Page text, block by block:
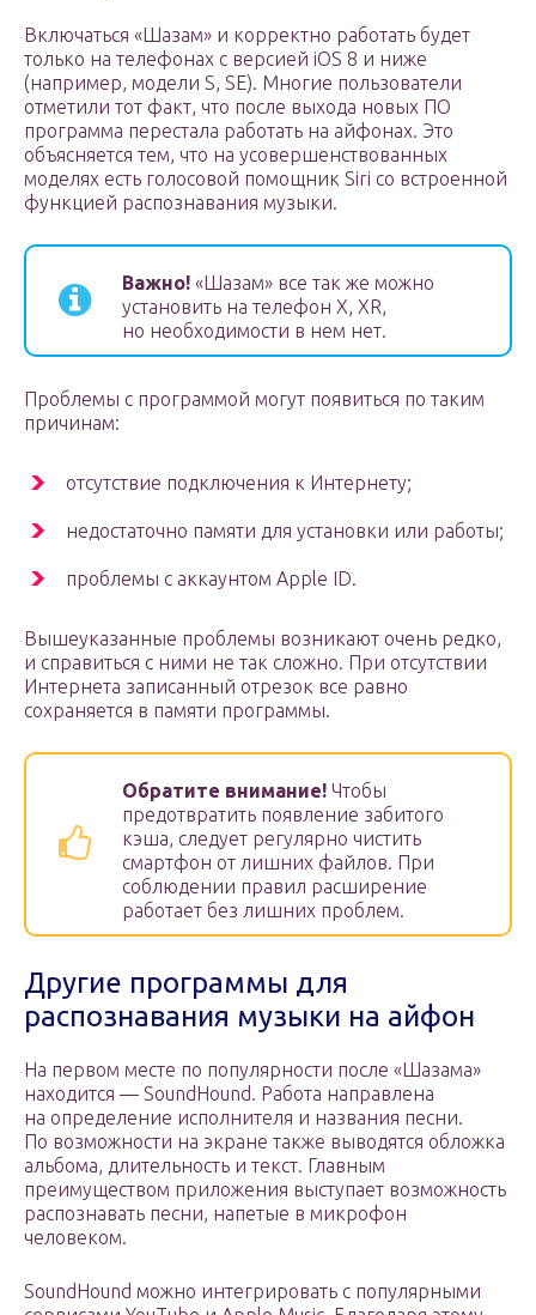
Включаться «Шазам» и корректно работать будет
только на телефонах с версией iOS 8 и ниже
(например, модели S, SE). Многие пользователи
отметили тот факт, что после выхода новых ПО
программа перестала работать на айфонах. Это
объясняется тем, что на усовершенствованных
моделях есть голосовой помощник Siri со встроенной
функцией распознавания музыки.
Важно! «Шазам» все так же можно
установить на телефон X, XR,
но необходимости в нем нет.
Проблемы с программой могут появиться по таким
причинам:
отсутствие подключения к Интернету;
недостаточно памяти для установки или работы;
проблемы с аккаунтом Apple ID.
Вышеуказанные проблемы возникают очень редко,
и справиться с ними не так сложно. При отсутствии
Интернета записанный отрезок все равно
сохраняется в памяти программы.
Обратите внимание! Чтобы
предотвратить появление забитого
кэша, следует регулярно чистить
смартфон от лишних файлов. При
соблюдении правил расширение
работает без лишних проблем.
Другие программы для
распознавания музыки на айфон
На первом месте по популярности после «Шазама»
находится — SoundHound. Работа направлена
на определение исполнителя и названия песни.
По возможности на экране также выводятся обложка
альбома, длительность и текст. Главным
преимуществом приложения выступает возможность
распознавать песни, напетые в микрофон
человеком.
SoundHound можно интегрировать с популярными